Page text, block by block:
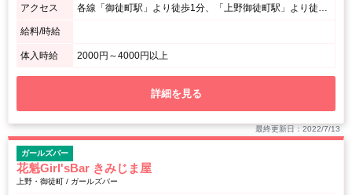
アクセス
給料/時給
体入時給 2000円～4000円以上
詳細を見る
最終更新日：2022/7/13
ガールズバー
花魁Girl'sBar きみじま屋
上野・御徒町 / ガールズバー